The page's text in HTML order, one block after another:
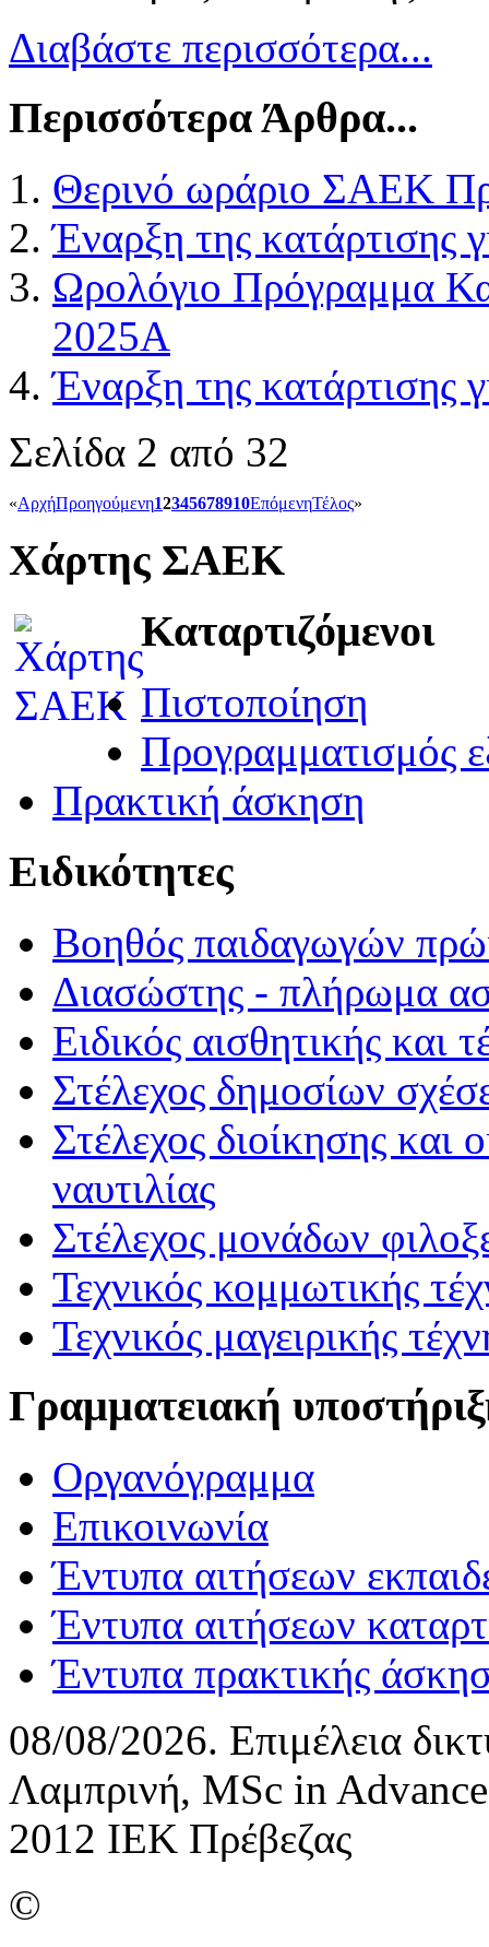
Διαβάστε περισσότερα...
Περισσότερα Άρθρα...
Θερινό ωράριο ΣΑΕΚ
Έναρξη της κατάρτισης
Ωρολόγιο Πρόγραμμα
2025Α
Έναρξη της κατάρτισης
Σελίδα 2 από 32
«ΑρχήΠροηγούμενη12345678910ΕπόμενηΤέλος»
Χάρτης ΣΑΕΚ
Καταρτιζόμενοι
Πιστοποίηση
Προγραμματισμός
Πρακτική άσκηση
Ειδικότητες
Βοηθός παιδαγωγών
Διασώστης - πλήρωμα
Ειδικός αισθητικής και
Στέλεχος δημοσίων
Στέλεχος διοίκησης και
ναυτιλίας
Στέλεχος μονάδων
Τεχνικός κομμωτικής
Τεχνικός μαγειρικής
Γραμματειακή
Οργανόγραμμα
Επικοινωνία
Έντυπα αιτήσεων
Έντυπα αιτήσεων
Έντυπα πρακτικής
08/08/2026. Επιμέλεια
Λαμπρινή, MSc in
2012 ΙΕΚ Πρέβεζας
©